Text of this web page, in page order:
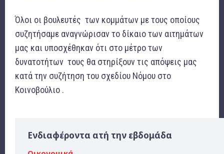
Όλοι οι βουλευτές των κομμάτων με τους οποίους
συζητήσαμε αναγνώρισαν το δίκαιο των αιτημάτων
μας και υποσχέθηκαν ότι στο μέτρο των
δυνατοτήτων τους θα στηρίξουν τις απόψεις μας
κατά την συζήτηση του σχεδίου Νόμου στο
Κοινοβούλιο .
Ενδιαφέροντα ατή την εβδομάδα